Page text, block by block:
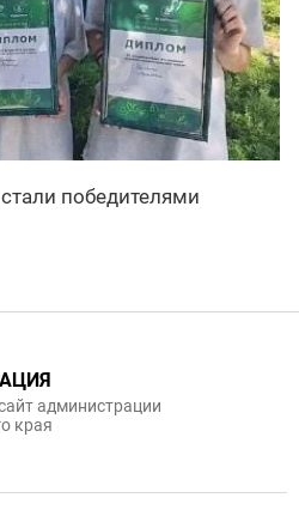
победителями
администрации
края